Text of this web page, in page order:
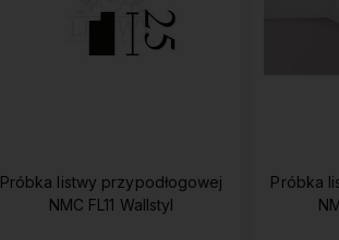
Próbka listwy przypodłogowej
NMC FL11 Wallstyl
Próbka